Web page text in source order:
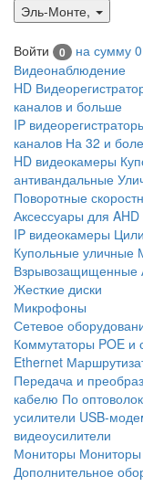
Эль-Монте,
Войти 0 на сумму 0
Видеонаблюдение
HD
каналов и больше
IP
каналов На 32 и
HD видеокамеры
антивандальные
Поворотные
Аксессуары для
IP видеокамеры
Купольные уличные
Взрывозащищенные
Жесткие диски
Микрофоны
Сетевое
Коммутаторы POE и
Ethernet
Передача и
кабелю По
усилители USB-
видеоусилители
Мониторы Мониторы
Дополнительное